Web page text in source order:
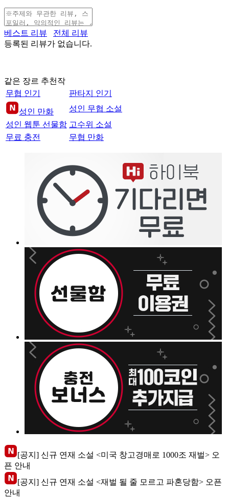
베스트 리뷰
전체 리뷰
등록된 리뷰가 없습니다.
같은 장르 추천작
무협 인기
판타지 인기
성인 만화
성인 무협 소설
성인 웹툰 선물함 고수위 소설
무료 충전
무협 만화
[공지] 신규 연재 소설 <미국 창고경매로 1000조 재벌> 오
픈 안내
[공지] 신규 연재 소설 <재벌 될 줄 모르고 파혼당함> 오픈
안내